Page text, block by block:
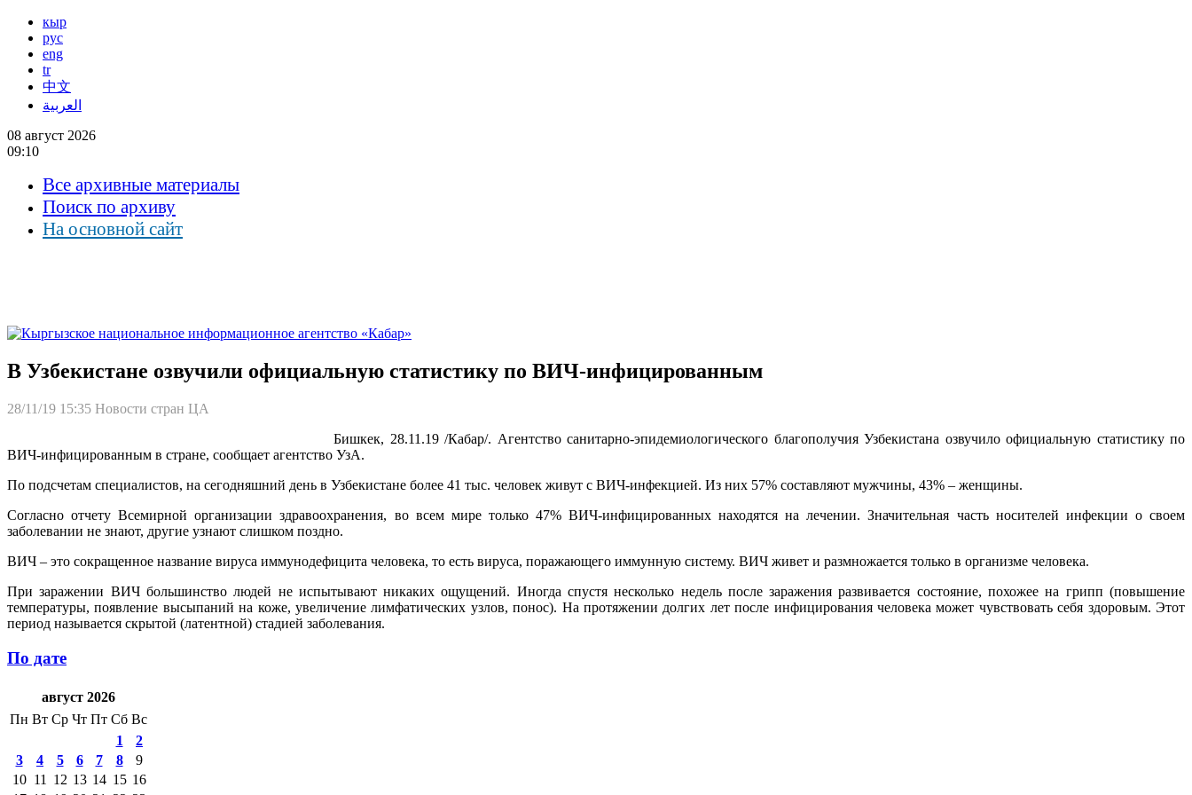
кыр
рус
eng
tr
中文
العربية
08 август 2026
09:10
Все архивные материалы
Поиск по архиву
На основной сайт
В Узбекистане озвучили официальную статистику по ВИЧ-инфицированным
28/11/19 15:35 Новости стран ЦА
Бишкек, 28.11.19 /Кабар/. Агентство санитарно-эпидемиологического благополучия Узбекистана озвучило официальную статистику по
ВИЧ-инфицированным в стране, сообщает агентство УзА.
По подсчетам специалистов, на сегодняшний день в Узбекистане более 41 тыс. человек живут с ВИЧ-инфекцией. Из них 57% составляют мужчины, 43% – женщины.
Согласно отчету Всемирной организации здравоохранения, во всем мире только 47% ВИЧ-инфицированных находятся на лечении. Значительная часть носителей инфекции о своем
заболевании не знают, другие узнают слишком поздно.
ВИЧ – это сокращенное название вируса иммунодефицита человека, то есть вируса, поражающего иммунную систему. ВИЧ живет и размножается только в организме человека.
При заражении ВИЧ большинство людей не испытывают никаких ощущений. Иногда спустя несколько недель после заражения развивается состояние, похожее на грипп (повышение
температуры, появление высыпаний на коже, увеличение лимфатических узлов, понос). На протяжении долгих лет после инфицирования человека может чувствовать себя здоровым. Этот
период называется скрытой (латентной) стадией заболевания.
По дате
август 2026
Пн Вт Ср Чт Пт Сб Вс
1
2
3
4 5 6 7 8
9
10 11 12 13 14 15 16